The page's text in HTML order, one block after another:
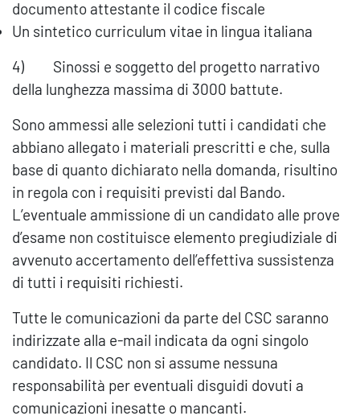
documento attestante il codice fiscale
Un sintetico curriculum vitae in lingua italiana
4) Sinossi e soggetto del progetto narrativo
della lunghezza massima di 3000 battute.
Sono ammessi alle selezioni tutti i candidati che
abbiano allegato i materiali prescritti e che, sulla
base di quanto dichiarato nella domanda, risultino
in regola con i requisiti previsti dal Bando.
L’eventuale ammissione di un candidato alle prove
d’esame non costituisce elemento pregiudiziale di
avvenuto accertamento dell’effettiva sussistenza
di tutti i requisiti richiesti.
Tutte le comunicazioni da parte del CSC saranno
indirizzate alla e-mail indicata da ogni singolo
candidato. Il CSC non si assume nessuna
responsabilità per eventuali disguidi dovuti a
comunicazioni inesatte o mancanti.